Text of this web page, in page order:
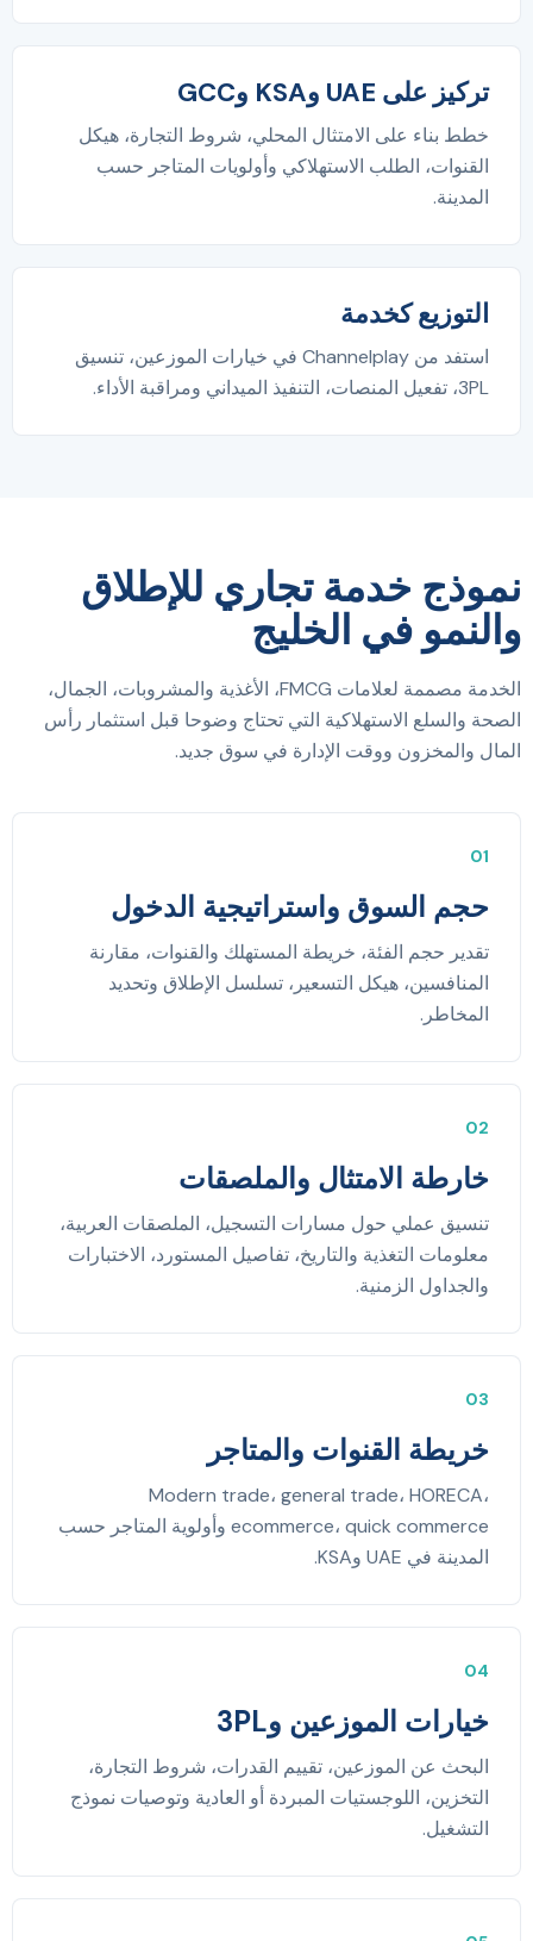
تركيز على UAE وKSA وGCC
خطط بناء على الامتثال المحلي، شروط التجارة، هيكل
القنوات، الطلب الاستهلاكي وأولويات المتاجر حسب
المدينة.
التوزيع كخدمة
استفد من Channelplay في خيارات الموزعين، تنسيق
3PL، تفعيل المنصات، التنفيذ الميداني ومراقبة الأداء.
نموذج خدمة تجاري للإطلاق
والنمو في الخليج
الخدمة مصممة لعلامات FMCG، الأغذية والمشروبات، الجمال،
الصحة والسلع الاستهلاكية التي تحتاج وضوحا قبل استثمار رأس
المال والمخزون ووقت الإدارة في سوق جديد.
01
حجم السوق واستراتيجية الدخول
تقدير حجم الفئة، خريطة المستهلك والقنوات، مقارنة
المنافسين، هيكل التسعير، تسلسل الإطلاق وتحديد
المخاطر.
02
خارطة الامتثال والملصقات
تنسيق عملي حول مسارات التسجيل، الملصقات العربية،
معلومات التغذية والتاريخ، تفاصيل المستورد، الاختبارات
والجداول الزمنية.
03
خريطة القنوات والمتاجر
Modern trade، general trade، HORECA،
ecommerce، quick commerce وأولوية المتاجر حسب
المدينة في UAE وKSA.
04
خيارات الموزعين و3PL
البحث عن الموزعين، تقييم القدرات، شروط التجارة،
التخزين، اللوجستيات المبردة أو العادية وتوصيات نموذج
التشغيل.